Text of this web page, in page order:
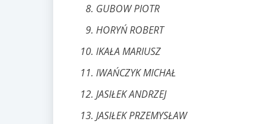
GUBOW PIOTR
HORYŃ ROBERT
IKAŁA MARIUSZ
IWAŃCZYK MICHAŁ
JASIŁEK ANDRZEJ
JASIŁEK PRZEMYSŁAW